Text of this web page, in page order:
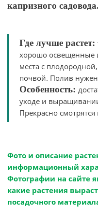
капризного садовода.
Где лучше растет:
хорошо освещенные
места с
почвой. Полив
Особенность:
уходе и
Прекрасно смотрятся
Фото и описание
информационный
Фотографии на сайте
какие растения
посадочного